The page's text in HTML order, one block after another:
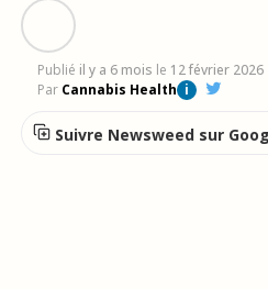
Publié il y a 6 mois le 12 février 2026
Par Cannabis Health i
Suivre Newsweed sur